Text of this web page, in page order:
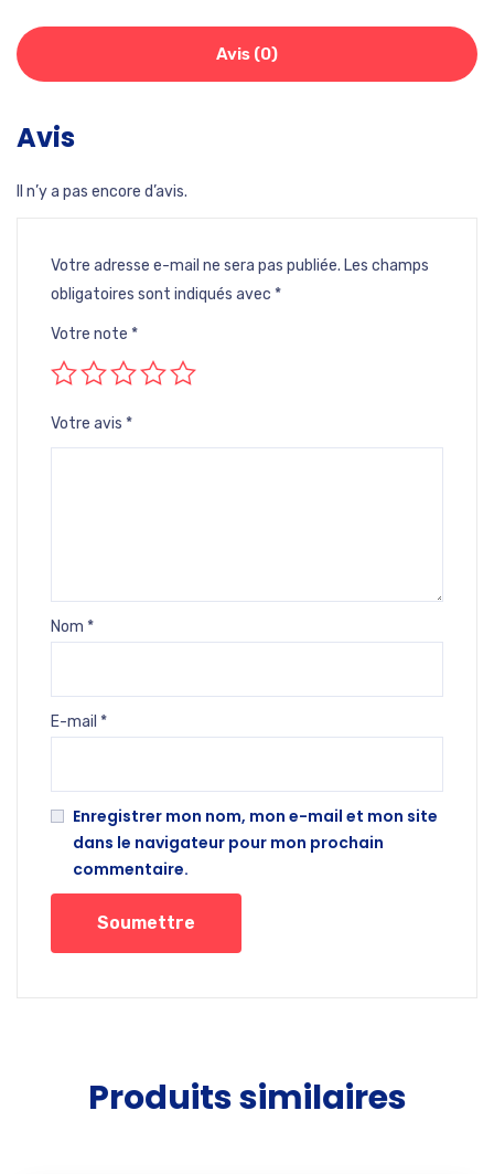
Avis (0)
Avis
Il n’y a pas encore d’avis.
Votre adresse e-mail ne sera pas publiée. Les champs
obligatoires sont indiqués avec *
Votre note *
Votre avis *
Nom *
E-mail *
Enregistrer mon nom, mon e-mail et mon site
dans le navigateur pour mon prochain
commentaire.
Produits similaires